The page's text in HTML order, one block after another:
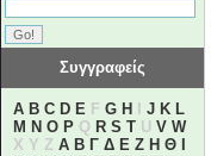
Συγγραφείς
A B C D E F G H J K L
M N O P Q R S T U V W
X Y Z Α Β Γ Δ Ε Ζ Η Θ